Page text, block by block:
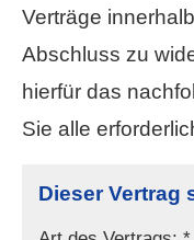
Verträge
Abschluss zu
hierfür das
Sie alle
Dieser Vertrag